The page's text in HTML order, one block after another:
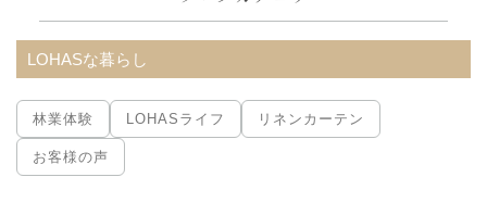
LOHASな暮らし
林業体験 LOHASライフ リネンカーテン
お客様の声